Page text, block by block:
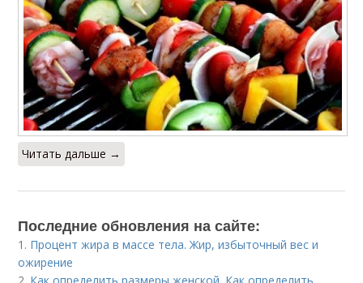
Читать дальше →
Последние обновления на сайте:
1. Процент жира в массе тела. Жир, избыточный вес и
ожирение